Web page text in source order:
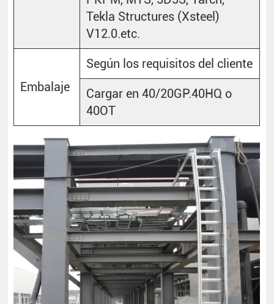
Tekla Structures (Xsteel)
V12.0.etc.
Embalaje
Según los requisitos del cliente
Cargar en 40/20GP.40HQ o
40OT